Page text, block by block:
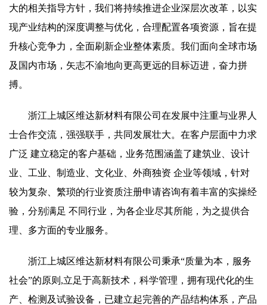
大的相关指导方针，我们将持续推进企业深层次改革，以实
现产业结构的深度调整与优化，合理配置各项资源，旨在提
升核心竞争力，全面刷新企业整体素质。我们面向全球市场
及国内市场，矢志不渝地向更高更远的目标迈进，奋力拼
搏。
浙江上城区维达新材料有限公司在发展中注重与业界人
士合作交流，强强联手，共同发展壮大。在客户层面中力求
广泛 建立稳定的客户基础，业务范围涵盖了建筑业、设计
业、工业、制造业、文化业、外商独资 企业等领域，针对
较为复杂、繁琐的行业资质注册申请咨询有着丰富的实操经
验，分别满足 不同行业，为各企业尽其所能，为之提供合
理、多方面的专业服务。
浙江上城区维达新材料有限公司秉承“质量为本，服务
社会”的原则,立足于高新技术，科学管理，拥有现代化的生
产、检测及试验设备，已建立起完善的产品结构体系，产品